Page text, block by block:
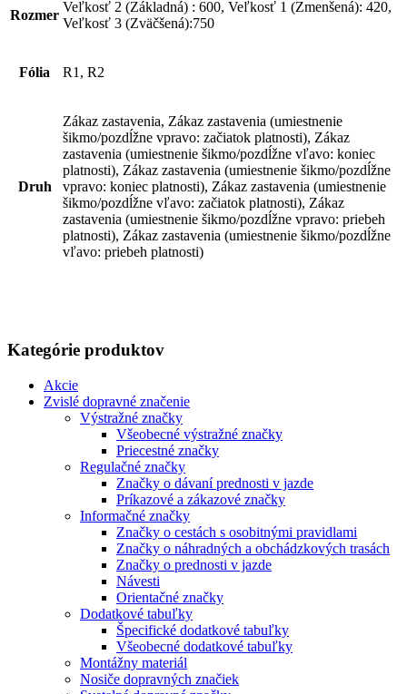
Rozmer
Veľkosť 2 (Základná) : 600, Veľkosť 1 (Zmenšená): 420,
Veľkosť 3 (Zväčšená):750
Fólia R1, R2
Druh
Zákaz zastavenia, Zákaz zastavenia (umiestnenie
šikmo/pozdĺžne vpravo: začiatok platnosti), Zákaz
zastavenia (umiestnenie šikmo/pozdĺžne vľavo: koniec
platnosti), Zákaz zastavenia (umiestnenie šikmo/pozdĺžne
vpravo: koniec platnosti), Zákaz zastavenia (umiestnenie
šikmo/pozdĺžne vľavo: začiatok platnosti), Zákaz
zastavenia (umiestnenie šikmo/pozdĺžne vpravo: priebeh
platnosti), Zákaz zastavenia (umiestnenie šikmo/pozdĺžne
vľavo: priebeh platnosti)
Kategórie produktov
Akcie
Zvislé dopravné značenie
Výstražné značky
Všeobecné výstražné značky
Priecestné značky
Regulačné značky
Značky o dávaní prednosti v jazde
Príkazové a zákazové značky
Informačné značky
Značky o cestách s osobitnými pravidlami
Značky o náhradných a obchádzkových trasách
Značky o prednosti v jazde
Návesti
Orientačné značky
Dodatkové tabuľky
Špecifické dodatkové tabuľky
Všeobecné dodatkové tabuľky
Montážny materiál
Nosiče dopravných značiek